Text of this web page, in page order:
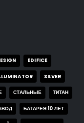
EDIFICE
SILVER
СТАЛЬНЫЕ ТИТАН
БАТАРЕЯ 10 ЛЕТ